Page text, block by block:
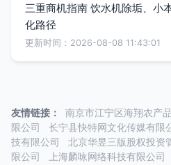
三重商机指南 饮水机除垢、小
化路径
更新时间：2026-08-08 11:43:01
友情链接： 南京市江宁区海翔农产
限公司
长宁县快特网文化传媒有限
技有限公司
北京华昱三版股权投资
限公司
上海麟咏网络科技有限公司